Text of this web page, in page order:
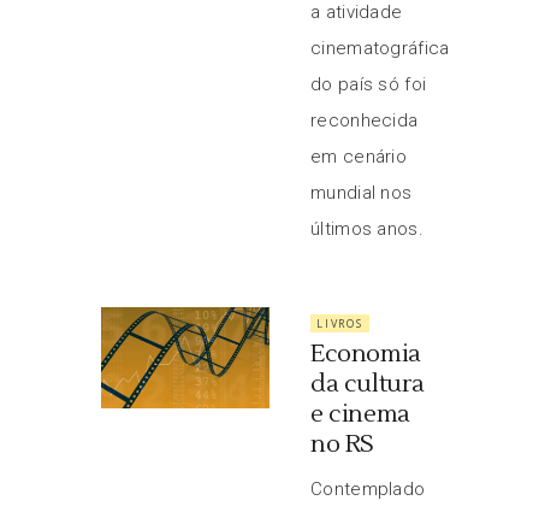
a atividade
cinematográfica
do país só foi
reconhecida
em cenário
mundial nos
últimos anos.
LIVROS
Economia
da cultura
e cinema
no RS
Contemplado